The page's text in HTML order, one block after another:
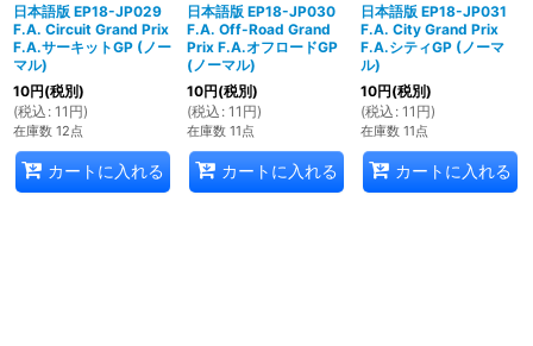
日本語版 EP18-JP029
F.A. Circuit Grand Prix
F.A.サーキットGP (ノー
マル)
10円(税別)
(税込 : 11 円)
在庫数 12点
カートに入れる
日本語版 EP18-JP030
F.A. Off-Road Grand
Prix F.A.オフロードGP
(ノーマル)
10円(税別)
(税込 : 11 円)
在庫数 11点
カートに入れる
日本語版 EP18-JP031
F.A. City Grand Prix
F.A.シティGP (ノーマ
ル)
10円(税別)
(税込 : 11 円)
在庫数 11点
カートに入れる